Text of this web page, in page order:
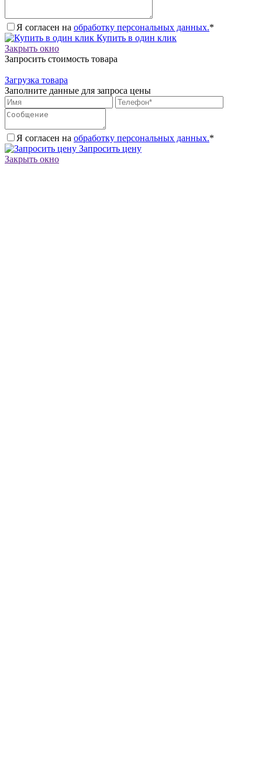
Я согласен на обработку персональных данных.*
Купить в один клик
Закрыть окно
Запросить стоимость товара
Загрузка товара
Заполните данные для запроса цены
Я согласен на обработку персональных данных.*
Запросить цену
Закрыть окно